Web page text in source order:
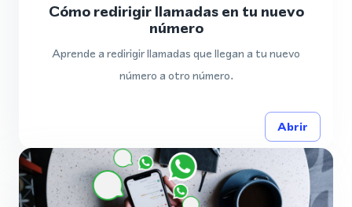
Cómo redirigir llamadas en tu nuevo
número
Aprende a redirigir llamadas que llegan a tu nuevo
número a otro número.
Abrir